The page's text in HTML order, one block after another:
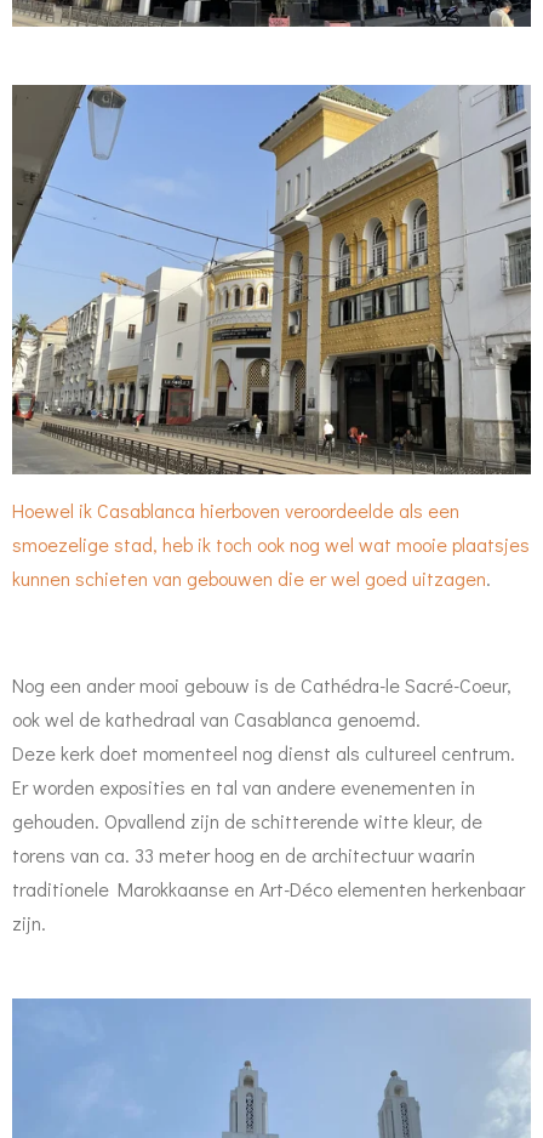
Hoewel ik Casablanca hierboven veroordeelde als een
smoezelige stad, heb ik toch ook nog wel wat mooie plaatsjes
kunnen schieten van gebouwen die er wel goed uitzagen.
Nog een ander mooi gebouw is de Cathédra-le Sacré-Coeur,
ook wel de kathedraal van Casablanca genoemd.
Deze kerk doet momenteel nog dienst als cultureel centrum.
Er worden exposities en tal van andere evenementen in
gehouden. Opvallend zijn de schitterende witte kleur, de
torens van ca. 33 meter hoog en de architectuur waarin
traditionele Marokkaanse en Art-Déco elementen herkenbaar
zijn.